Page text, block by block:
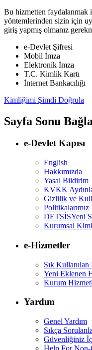
Bu hizmetten faydalanmak
yöntemlerinden sizin için
giriş yapmış olmanız
e-Devlet Şifresi
Mobil İmza
Elektronik İmza
T.C. Kimlik Kartı
İnternet Bankacılığı
Kimliğimi Şimdi Doğrula
Sayfa Sonu
e-Devlet Kapısı
English
Hakkımızda
Yasal Bildirim
KVKK
Gizlilik ve
Politikalarımız
DETSİSYeni
Kurumsal
e-Hizmetler
Sık
Yeni Eklenen
Kurum
Yardım
Genel Yardım
Sıkça
Güvenliğiniz
Help For Non-